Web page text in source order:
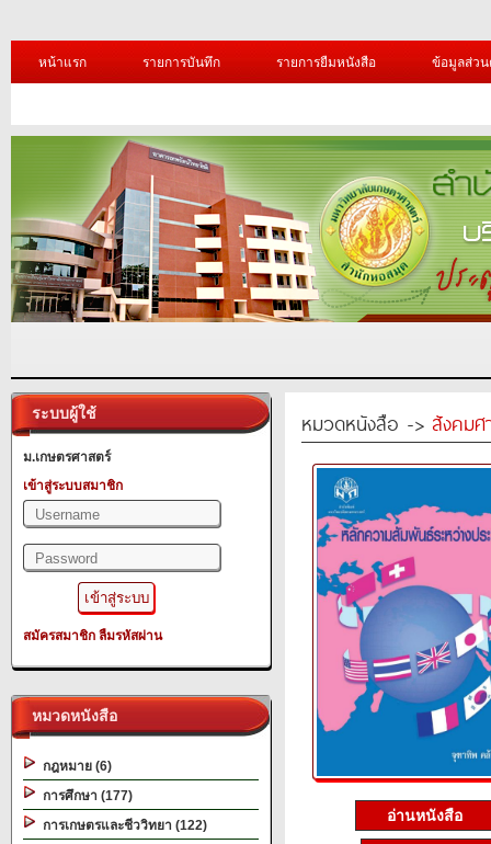
หน้าแรก รายการบันทึก รายการยืมหนังสือ ข้อมูลส่ว
ระบบผู้ใช้
ม.เกษตรศาสตร์
เข้าสู่ระบบสมาชิก
สมัครสมาชิก ลืมรหัสผ่าน
หมวดหนังสือ
กฎหมาย (6)
การศึกษา (177)
การเกษตรและชีววิทยา (122)
หมวดหนังสือ -> สังคมศ
อ่านหนังสือ